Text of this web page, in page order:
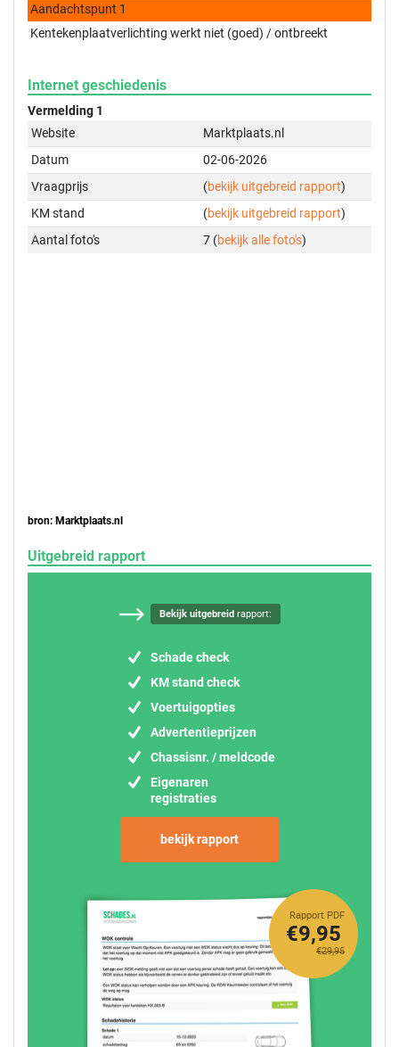
Aandachtspunt 1
Kentekenplaatverlichting werkt niet (goed) / ontbreekt
Internet geschiedenis
Vermelding 1
Website
Marktplaats.nl
Datum
02-06-2026
Vraagprijs
(bekijk uitgebreid rapport)
KM stand
(bekijk uitgebreid rapport)
Aantal foto's
7 (bekijk alle foto's)
bron: Marktplaats.nl
Uitgebreid rapport
Bekijk uitgebreidrapport:
Schade check
KM stand check
Voertuigopties
Advertentieprijzen
Chassisnr. / meldcode
Eigenaren
registraties
bekijk rapport
Rapport PDF
€29,95
€9,95